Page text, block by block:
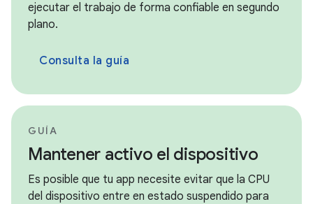
ejecutar el trabajo de forma confiable en segundo
plano.
Consulta la guía
GUÍA
Mantener activo el dispositivo
Es posible que tu app necesite evitar que la CPU
del dispositivo entre en estado suspendido para